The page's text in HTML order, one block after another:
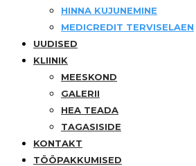
HINNA KUJUNEMINE
MEDICREDIT TERVISELAEN
UUDISED
KLIINIK
MEESKOND
GALERII
HEA TEADA
TAGASISIDE
KONTAKT
TÖÖPAKKUMISED